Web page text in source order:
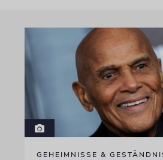
GEHEIMNISSE &